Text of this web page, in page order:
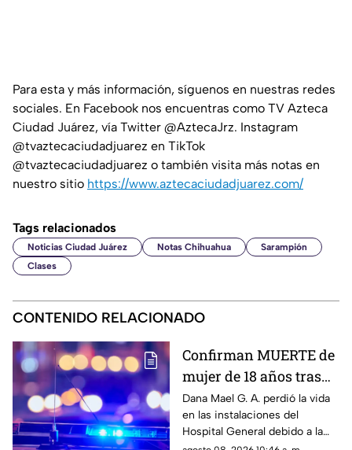
Para esta y más información, síguenos en nuestras redes
sociales. En Facebook nos encuentras como TV Azteca
Ciudad Juárez, vía Twitter @AztecaJrz. Instagram
@tvaztecaciudadjuarez en TikTok
@tvaztecaciudadjuarez o también visita más notas en
nuestro sitio https://www.aztecaciudadjuarez.com/
Tags relacionados
Noticias Ciudad Juárez Notas Chihuahua
Sarampión
Clases
CONTENIDO RELACIONADO
Confirman MUERTE de
mujer de 18 años tras
ser atropellada en
Ciudad Juárez
Dana Mael G. A. perdió la vida
en las instalaciones del
Hospital General debido a la